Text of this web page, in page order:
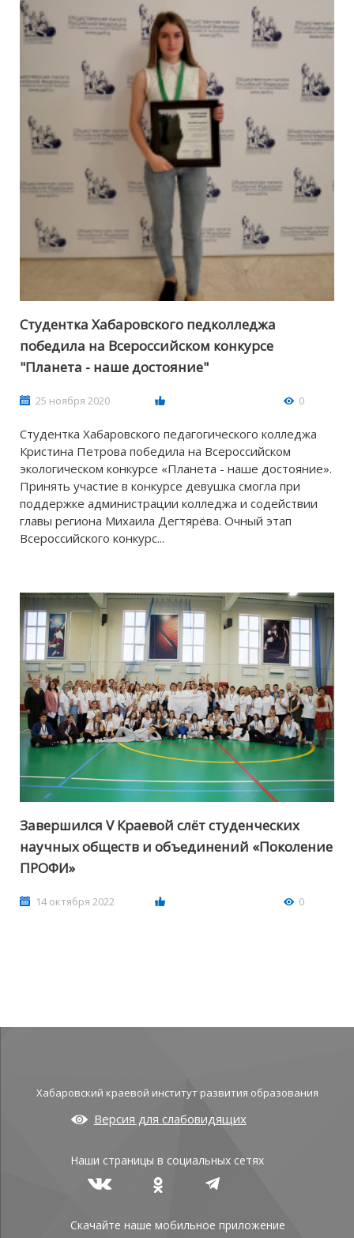
Студентка Хабаровского педколледжа
победила на Всероссийском конкурсе
"Планета - наше достояние"
25 ноября 2020 0
Студентка Хабаровского педагогического колледжа
Кристина Петрова победила на Всероссийском
экологическом конкурсе «Планета - наше достояние».
Принять участие в конкурсе девушка смогла при
поддержке администрации колледжа и содействии
главы региона Михаила Дегтярёва. Очный этап
Всероссийского конкурс...
Завершился V Краевой слёт студенческих
научных обществ и объединений «Поколение
ПРОФИ»
14 октября 2022 0
Хабаровский краевой институт развития образования
Версия для слабовидящих
Наши страницы в социальных сетях
Скачайте наше мобильное приложение